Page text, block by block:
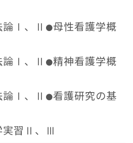
論Ⅰ、Ⅱ ●母性看護学概
論Ⅰ、Ⅱ ●精神看護学概
論Ⅰ、Ⅱ ●看護研究の基
実習Ⅱ、Ⅲ